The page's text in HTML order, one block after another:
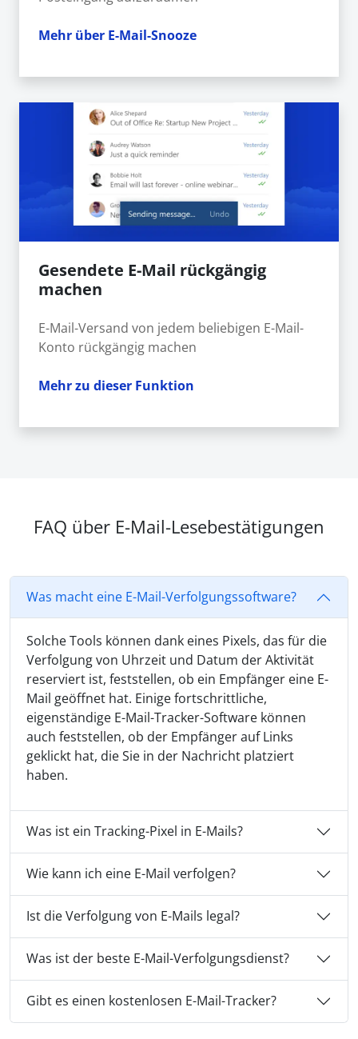
Mehr über E-Mail-Snooze
Gesendete E-Mail rückgängig
machen
E-Mail-Versand von jedem beliebigen E-Mail-
Konto rückgängig machen
Mehr zu dieser Funktion
FAQ über E-Mail-Lesebestätigungen
Was macht eine E-Mail-Verfolgungssoftware?
Solche Tools können dank eines Pixels, das für die
Verfolgung von Uhrzeit und Datum der Aktivität
reserviert ist, feststellen, ob ein Empfänger eine E-
Mail geöffnet hat. Einige fortschrittliche,
eigenständige E-Mail-Tracker-Software können
auch feststellen, ob der Empfänger auf Links
geklickt hat, die Sie in der Nachricht platziert
haben.
Was ist ein Tracking-Pixel in E-Mails?
Wie kann ich eine E-Mail verfolgen?
Ist die Verfolgung von E-Mails legal?
Was ist der beste E-Mail-Verfolgungsdienst?
Gibt es einen kostenlosen E-Mail-Tracker?